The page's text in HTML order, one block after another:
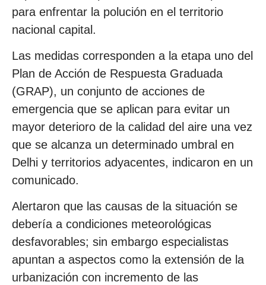
para enfrentar la polución en el territorio
nacional capital.
Las medidas corresponden a la etapa uno del
Plan de Acción de Respuesta Graduada
(GRAP), un conjunto de acciones de
emergencia que se aplican para evitar un
mayor deterioro de la calidad del aire una vez
que se alcanza un determinado umbral en
Delhi y territorios adyacentes, indicaron en un
comunicado.
Alertaron que las causas de la situación se
debería a condiciones meteorológicas
desfavorables; sin embargo especialistas
apuntan a aspectos como la extensión de la
urbanización con incremento de las